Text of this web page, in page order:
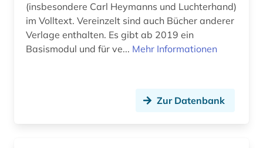
(insbesondere Carl Heymanns und Luchterhand)
im Volltext. Vereinzelt sind auch Bücher anderer
Verlage enthalten. Es gibt ab 2019 ein
Basismodul und für ve... Mehr Informationen
Zur Datenbank